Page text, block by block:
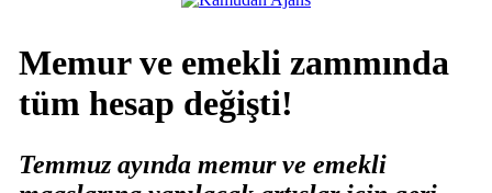
Memur ve emekli zammında
tüm hesap değişti!
Temmuz ayında memur ve emekli